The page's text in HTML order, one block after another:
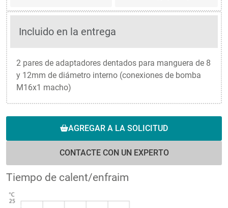
Incluido en la entrega
2 pares de adaptadores dentados para manguera de 8
y 12mm de diámetro interno (conexiones de bomba
M16x1 macho)
AGREGAR A LA SOLICITUD
CONTACTE CON UN EXPERTO
Tiempo de calent/enfraim